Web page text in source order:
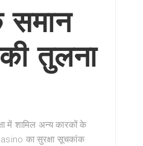
समान
तुलना
में शामिल अन्य कारकों के
का सुरक्षा सूचकांक